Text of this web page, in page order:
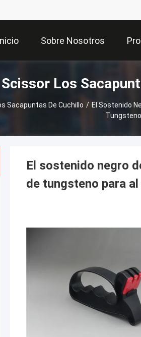
Sobre Nosotros
Scissor Los
Sacapuntas De Cuchillo / El Sostenido
El sostenido negro
de tungsteno para